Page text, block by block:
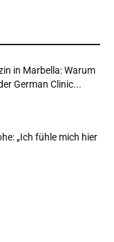
in Marbella: Warum
German Clinic...
„Ich fühle mich hier